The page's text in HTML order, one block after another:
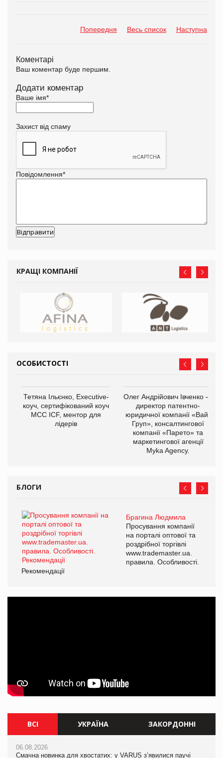
Попередня Весь список Наступна
Коментарі
Ваш коментар буде першим.
Додати коментар
Ваше імя*
Захист від спаму
Повідомлення*
КРАЩІ КОМПАНІЇ
ОСОБИСТОСТІ
Тетяна Ільєнко, Executive-
коуч, сертифікований коуч
МСС ICF, ментор для
лідерів
Олег Андрійович Івченко —
директор патентно-
юридичної компанії «Вайз
Груп», консалтингової
компанії «Парето» та
маркетингової агенції
Myka Agency.
БЛОГИ
Брагина Людмила
Просування компанії
на порталі оптової та
роздрібної торгівлі
www.trademaster.ua.
правила. Особливості.
Рекомендації
ВСІ УКРАЇНА ЗАКОРДОННІ
06.08.2026
Смачна новинка для хвостатих: у VARUS з’явилися паучі
06.08.2026
Смачна новинка для хвостатих: у VARUS з’явилися паучі
06.08.2026
Ціна на какао-боби вперше за півроку перевищила $5000 за